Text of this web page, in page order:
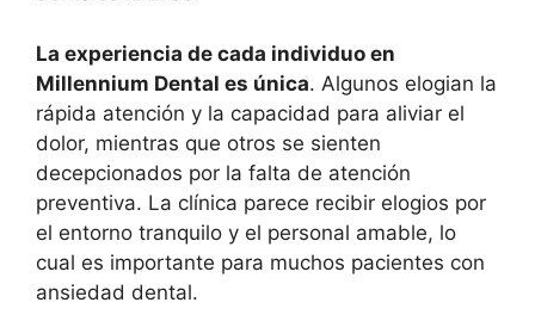
La experiencia de cada individuo en
Millennium Dental es única. Algunos elogian la
rápida atención y la capacidad para aliviar el
dolor, mientras que otros se sienten
decepcionados por la falta de atención
preventiva. La clínica parece recibir elogios por
el entorno tranquilo y el personal amable, lo
cual es importante para muchos pacientes con
ansiedad dental.